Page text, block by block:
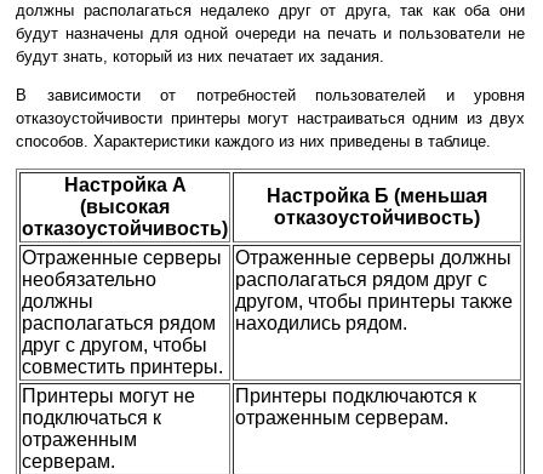
должны располагаться недалеко друг от друга, так как оба они
будут назначены для одной очереди на печать и пользователи не
будут знать, который из них печатает их задания.
В зависимости от потребностей пользователей и уровня
отказоустойчивости принтеры могут настраиваться одним из двух
способов. Характеристики каждого из них приведены в таблице.
Настройка А
(высокая
отказоустойчивость)
Настройка Б (меньшая
отказоустойчивость)
Отраженные серверы
необязательно
должны
располагаться рядом
друг с другом, чтобы
совместить принтеры.
Отраженные серверы должны
располагаться рядом друг с
другом, чтобы принтеры также
находились рядом.
Принтеры могут не
подключаться к
отраженным
серверам.
Принтеры подключаются к
отраженным серверам.